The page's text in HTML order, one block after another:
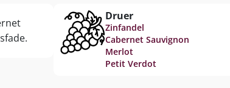
givere
Druer
Zinfandel
Cabernet Sauvignon
Merlot
Petit Verdot